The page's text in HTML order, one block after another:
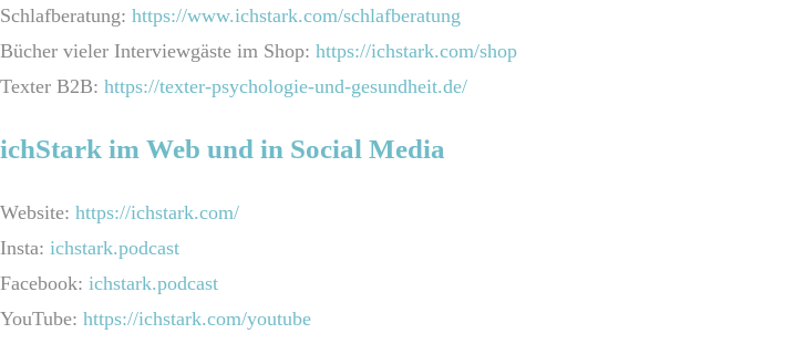
Schlafberatung: https://www.ichstark.com/schlafberatung
Bücher vieler Interviewgäste im Shop: https://ichstark.com/shop
Texter B2B: https://texter-psychologie-und-gesundheit.de/
ichStark im Web und in Social Media
Website: https://ichstark.com/
Insta: ichstark.podcast
Facebook: ichstark.podcast
YouTube: https://ichstark.com/youtube